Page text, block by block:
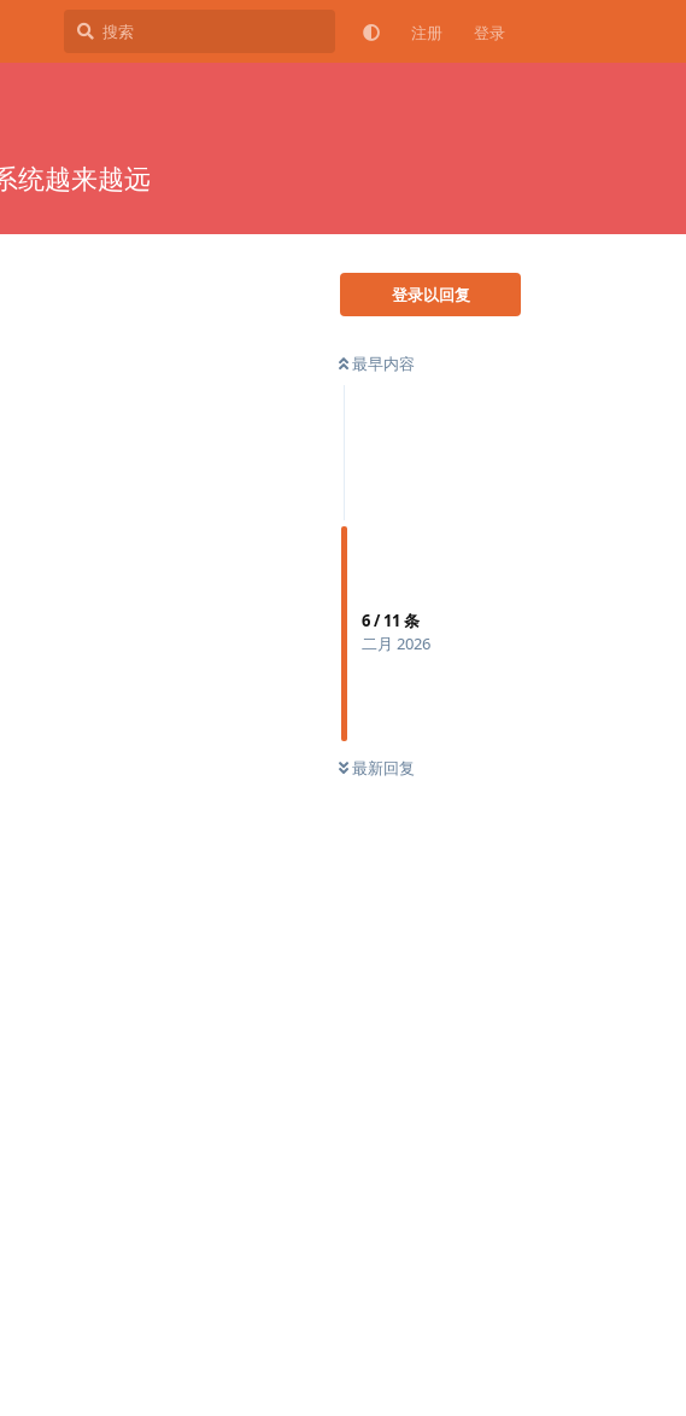
注册 登录
统越来越远
登录以回复
最早内容
6/11 条
二月 2026
最新回复